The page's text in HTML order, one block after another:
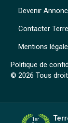
Mentions
Politique de
© 2026 Tous
Devenir
Contacter
1er